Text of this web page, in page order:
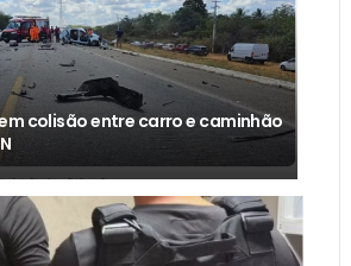
colisão entre carro e caminhão